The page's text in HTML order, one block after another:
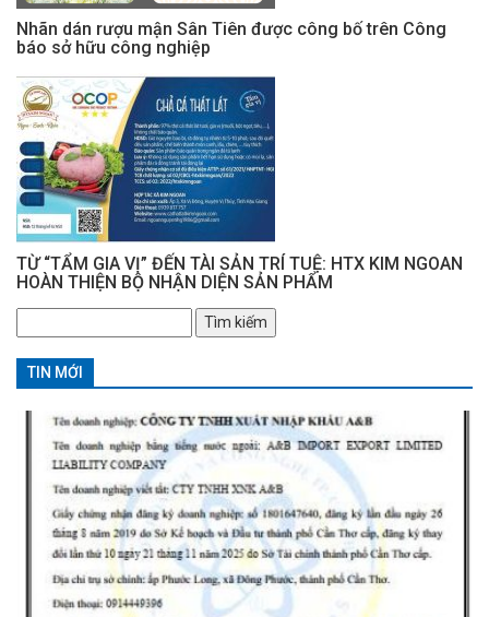
Nhãn dán rượu mận Sân Tiên được công bố trên Công
báo sở hữu công nghiệp
TỪ “TẨM GIA VỊ” ĐẾN TÀI SẢN TRÍ TUỆ: HTX KIM NGOAN
HOÀN THIỆN BỘ NHẬN DIỆN SẢN PHẨM
kiếm
cho:
TIN MỚI